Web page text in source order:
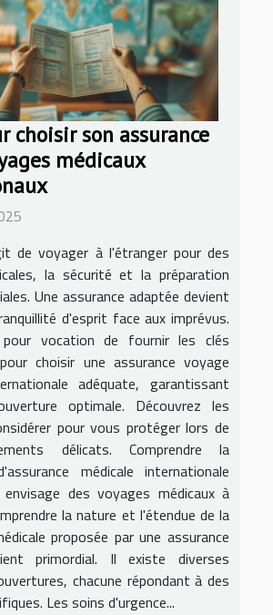
choisir son assurance
médicaux
de voyager à l'étranger pour des
la sécurité et la préparation
Une assurance adaptée devient
d'esprit face aux imprévus.
vocation de fournir les clés
choisir une assurance voyage
adéquate, garantissant
optimale. Découvrez les
pour vous protéger lors de
délicats. Comprendre la
médicale internationale
des voyages médicaux à
la nature et l'étendue de la
proposée par une assurance
primordial. Il existe diverses
chacune répondant à des
Les soins d'urgence...